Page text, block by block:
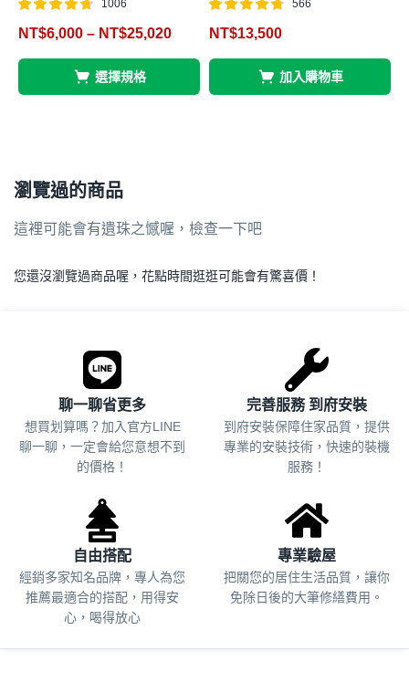
4.62
1006
NT$6,000 – NT$25,020
選擇規格
4.72
566
NT$13,500
加入購物車
瀏覽過的商品
這裡可能會有遺珠之憾喔，檢查一下吧
您還沒瀏覽過商品喔，花點時間逛逛可能會有驚喜價！
聊一聊省更多
想買划算嗎？加入官方LINE
聊一聊，一定會給您意想不到
的價格！
完善服務 到府安裝
到府安裝保障住家品質，提供
專業的安裝技術，快速的裝機
服務！
自由搭配
經銷多家知名品牌，專人為您
推薦最適合的搭配，用得安
心，喝得放心
專業驗屋
把關您的居住生活品質， 讓你
免除日後的大筆修繕費用。